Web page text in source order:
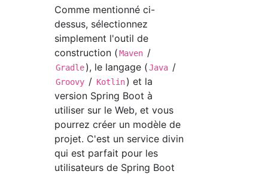
Comme mentionné ci-
dessus, sélectionnez
simplement l'outil de
construction (Maven /
Gradle), le langage (Java /
Groovy / Kotlin) et la
version Spring Boot à
utiliser sur le Web, et vous
pourrez créer un modèle de
projet. C'est un service divin
qui est parfait pour les
utilisateurs de Spring Boot